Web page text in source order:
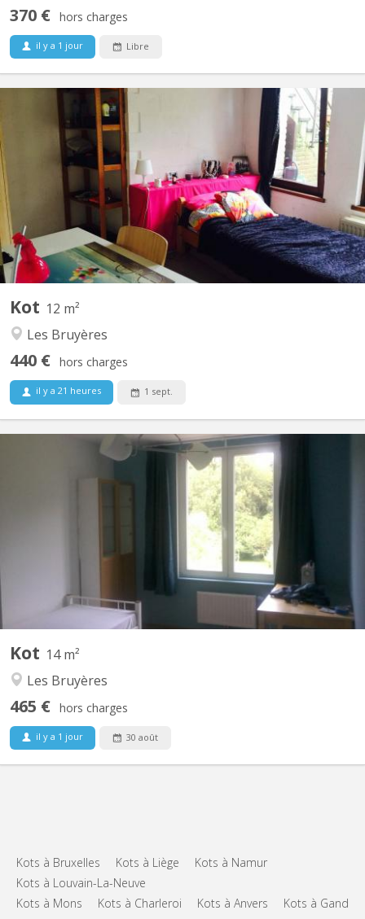
370 € hors charges
il y a 1 jour Libre
Kot 12 m²
Les Bruyères
440 € hors charges
il y a 21 heures 1 sept.
KV 315
Kot/petite Chambre avec entrée et douche indépendantes pour
étudiant. e. s dans commu de 3 personnes dans une zone boisée
autour du lac de Louvain-la-Neuve et petit espace jardin
accessible en façade . Petite Cuisine ocommunautaire. Internet
offert à négocier avec propriétaire Possibilité parking...
Kot 14 m²
Les Bruyères
465 € hors charges
il y a 1 jour 30 août
⚠ deux chambres sur trois disponibles en 2026-2027; une reprise
par un koteur de l'année précédente. Rue du RUCHAUX, n°11 ;
1490 Court-Saint-Étienne Kots situés dans une maison familiale
(partie étudiante indépendante de la maison familiale) Ⓐ
Chambres normales 2 × 1 chambre simple pour...
Kots à Bruxelles Kots à Liège
Kots à Namur
Kots à Louvain-La-Neuve
Kots à Mons
Kots à Charleroi Kots à Anvers Kots à Gand